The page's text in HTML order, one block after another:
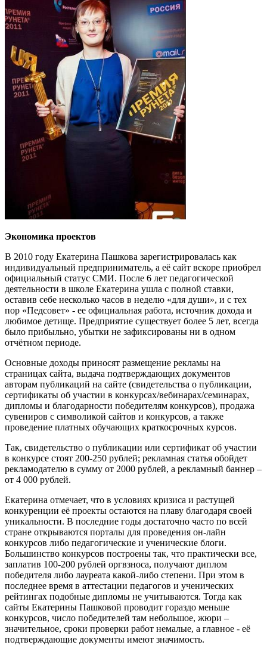
Экономика проектов
В 2010 году Екатерина Пашкова зарегистрировалась как
индивидуальный предприниматель, а её сайт вскоре приобрел
официальный статус СМИ. После 6 лет педагогической
деятельности в школе Екатерина ушла с полной ставки,
оставив себе несколько часов в неделю «для души», и с тех
пор «Педсовет» - ее официальная работа, источник дохода и
любимое детище. Предприятие существует более 5 лет, всегда
было прибыльно, убытки не зафиксированы ни в одном
отчётном периоде.
Основные доходы приносят размещение рекламы на
страницах сайта, выдача подтверждающих документов
авторам публикаций на сайте (свидетельства о публикации,
сертификаты об участии в конкурсах/вебинарах/семинарах,
дипломы и благодарности победителям конкурсов), продажа
сувениров с символикой сайтов и конкурсов, а также
проведение платных обучающих краткосрочных курсов.
Так, свидетельство о публикации или сертификат об участии
в конкурсе стоят 200-250 рублей; рекламная статья обойдет
рекламодателю в сумму от 2000 рублей, а рекламный баннер –
от 4 000 рублей.
Екатерина отмечает, что в условиях кризиса и растущей
конкуренции её проекты остаются на плаву благодаря своей
уникальности. В последние годы достаточно часто по всей
стране открываются порталы для проведения он-лайн
конкурсов либо педагогические и ученические блоги.
Большинство конкурсов построены так, что практически все,
заплатив 100-200 рублей оргвзноса, получают диплом
победителя либо лауреата какой-либо степени. При этом в
последнее время в аттестации педагогов и ученических
рейтингах подобные дипломы не учитываются. Тогда как
сайты Екатерины Пашковой проводит гораздо меньше
конкурсов, число победителей там небольшое, жюри –
значительное, сроки проверки работ немалые, а главное - её
подтверждающие документы имеют значимость.